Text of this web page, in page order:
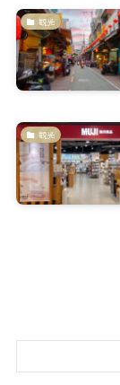
観光
観光